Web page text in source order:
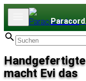
Paracord
macht Evi das